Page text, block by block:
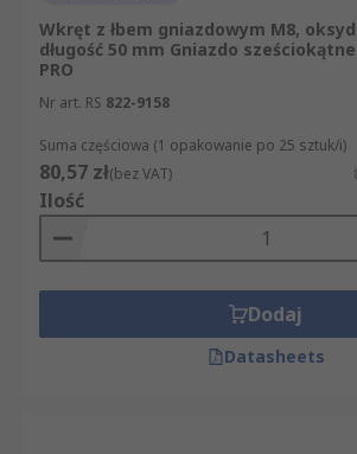
Wkręt z łbem gniazdowym M8,
długość 50 mm Gniazdo
PRO
Nr art. RS 822-9158
Suma częściowa (1 opakowanie po 25 sztuk/i)
80,57 zł(bez VAT)
Ilość
Dodaj
Datasheets